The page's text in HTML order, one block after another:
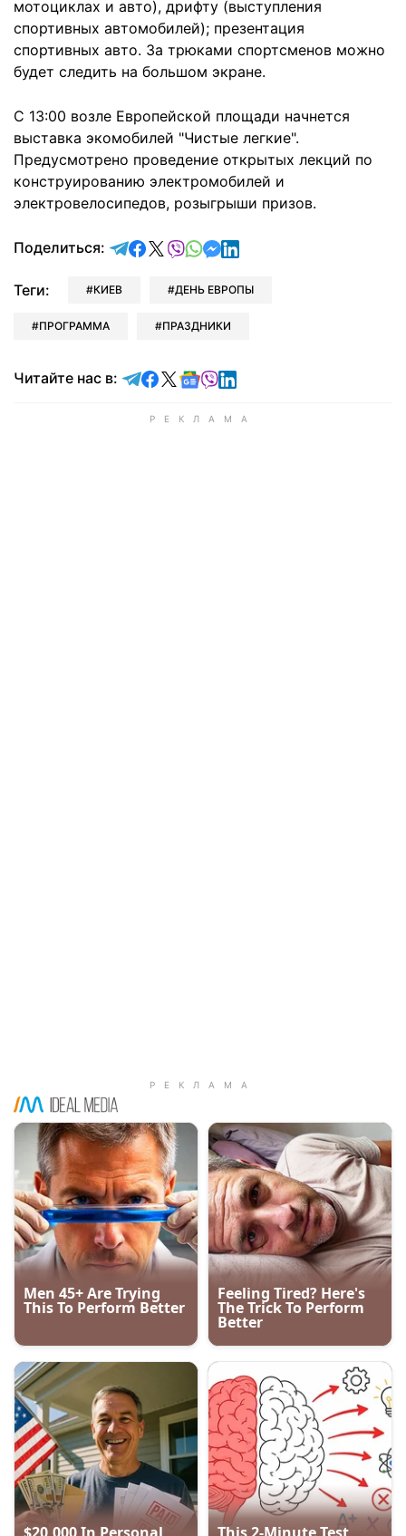
мотоциклах и авто), дрифту (выступления
спортивных автомобилей); презентация
спортивных авто. За трюками спортсменов можно
будет следить на большом экране.
С 13:00 возле Европейской площади начнется
выставка экомобилей "Чистые легкие".
Предусмотрено проведение открытых лекций по
конструированию электромобилей и
электровелосипедов, розыгрыши призов.
Поделиться: отправить в Telegram
поделиться в Facebook
поделиться в X
отправить в Viber
отправить в Whatsapp
отправить в Messenger
отправить в LinkedIn
Теги: КИЕВ ДЕНЬ ЕВРОПЫ
ПРОГРАММА ПРАЗДНИКИ
Читайте нас в: Читайте в Telegram
Читайте в Facebook
Читайте в X
Читайте в Google news
Читайте в Viber
Читайте в LinkedIn